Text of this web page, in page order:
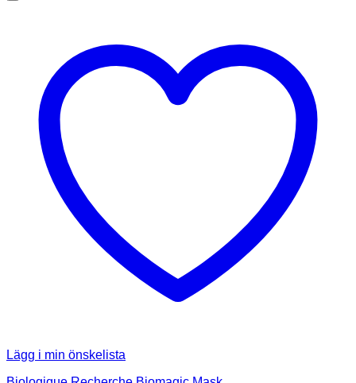
Lägg i min önskelista